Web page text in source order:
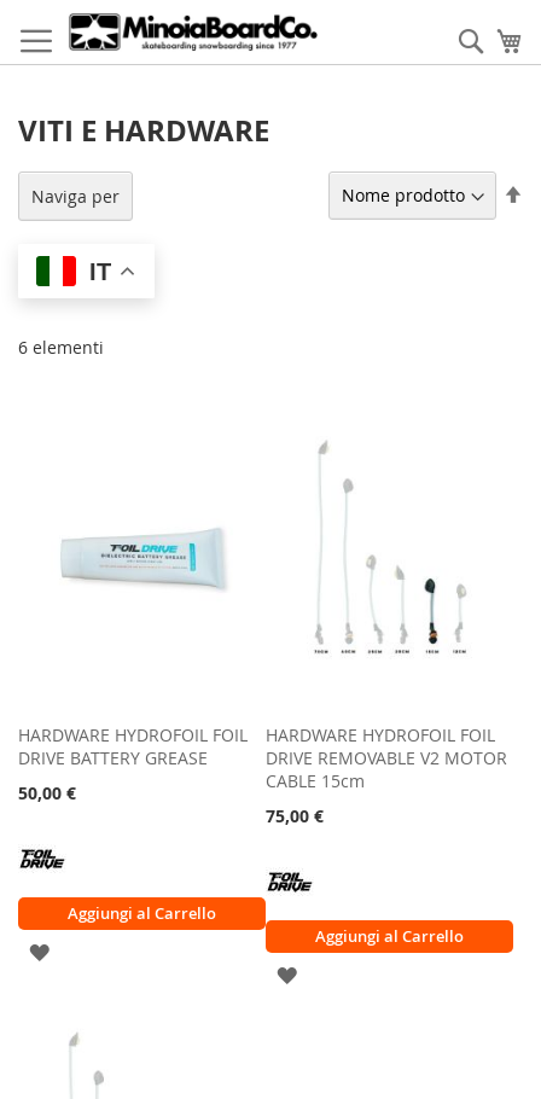
al
contenuto
Cerca
VITI E HARDWARE
6 elementi
HARDWARE HYDROFOIL FOIL
DRIVE BATTERY GREASE
50,00 €
Aggiungi al Carrello
AGGIUNGI
LISTA
DESIDERI
HARDWARE HYDROFOIL FOIL
DRIVE REMOVABLE V2 MOTOR
CABLE 15cm
75,00 €
Aggiungi al Carrello
AGGIUNGI
Naviga per
IT